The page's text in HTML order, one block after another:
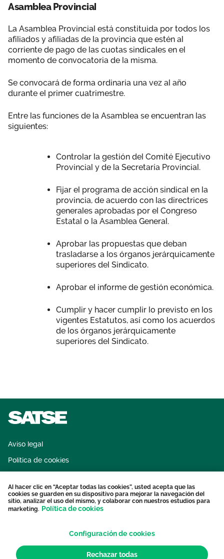
Asamblea Provincial
La Asamblea Provincial está constituida por todos los
afiliados y afiliadas de la provincia que estén al
corriente de pago de las cuotas sindicales en el
momento de convocatoria de la misma.
Se convocará de forma ordinaria una vez al año
durante el primer cuatrimestre.
Entre las funciones de la Asamblea se encuentran las
siguientes:
Controlar la gestión del Comité Ejecutivo
Provincial y de la Secretaría Provincial.
Fijar el programa de acción sindical en la
provincia, de acuerdo con las directrices
generales aprobadas por el Congreso
Estatal o la Asamblea General.
Aprobar las propuestas que deban
trasladarse a los órganos jerárquicamente
superiores del Sindicato.
Aprobar el informe de gestión económica.
Cumplir y hacer cumplir lo previsto en los
vigentes Estatutos, así como los acuerdos
de los órganos jerárquicamente
superiores del Sindicato.
Aviso legal
Política de cookies
Protección datos personales
Contacto
Al hacer clic en “Aceptar todas las cookies”, usted acepta que las
cookies se guarden en su dispositivo para mejorar la navegación del
sitio, analizar el uso del mismo, y colaborar con nuestros estudios para
marketing. Política de cookies
Configuración de cookies
Rechazar todas